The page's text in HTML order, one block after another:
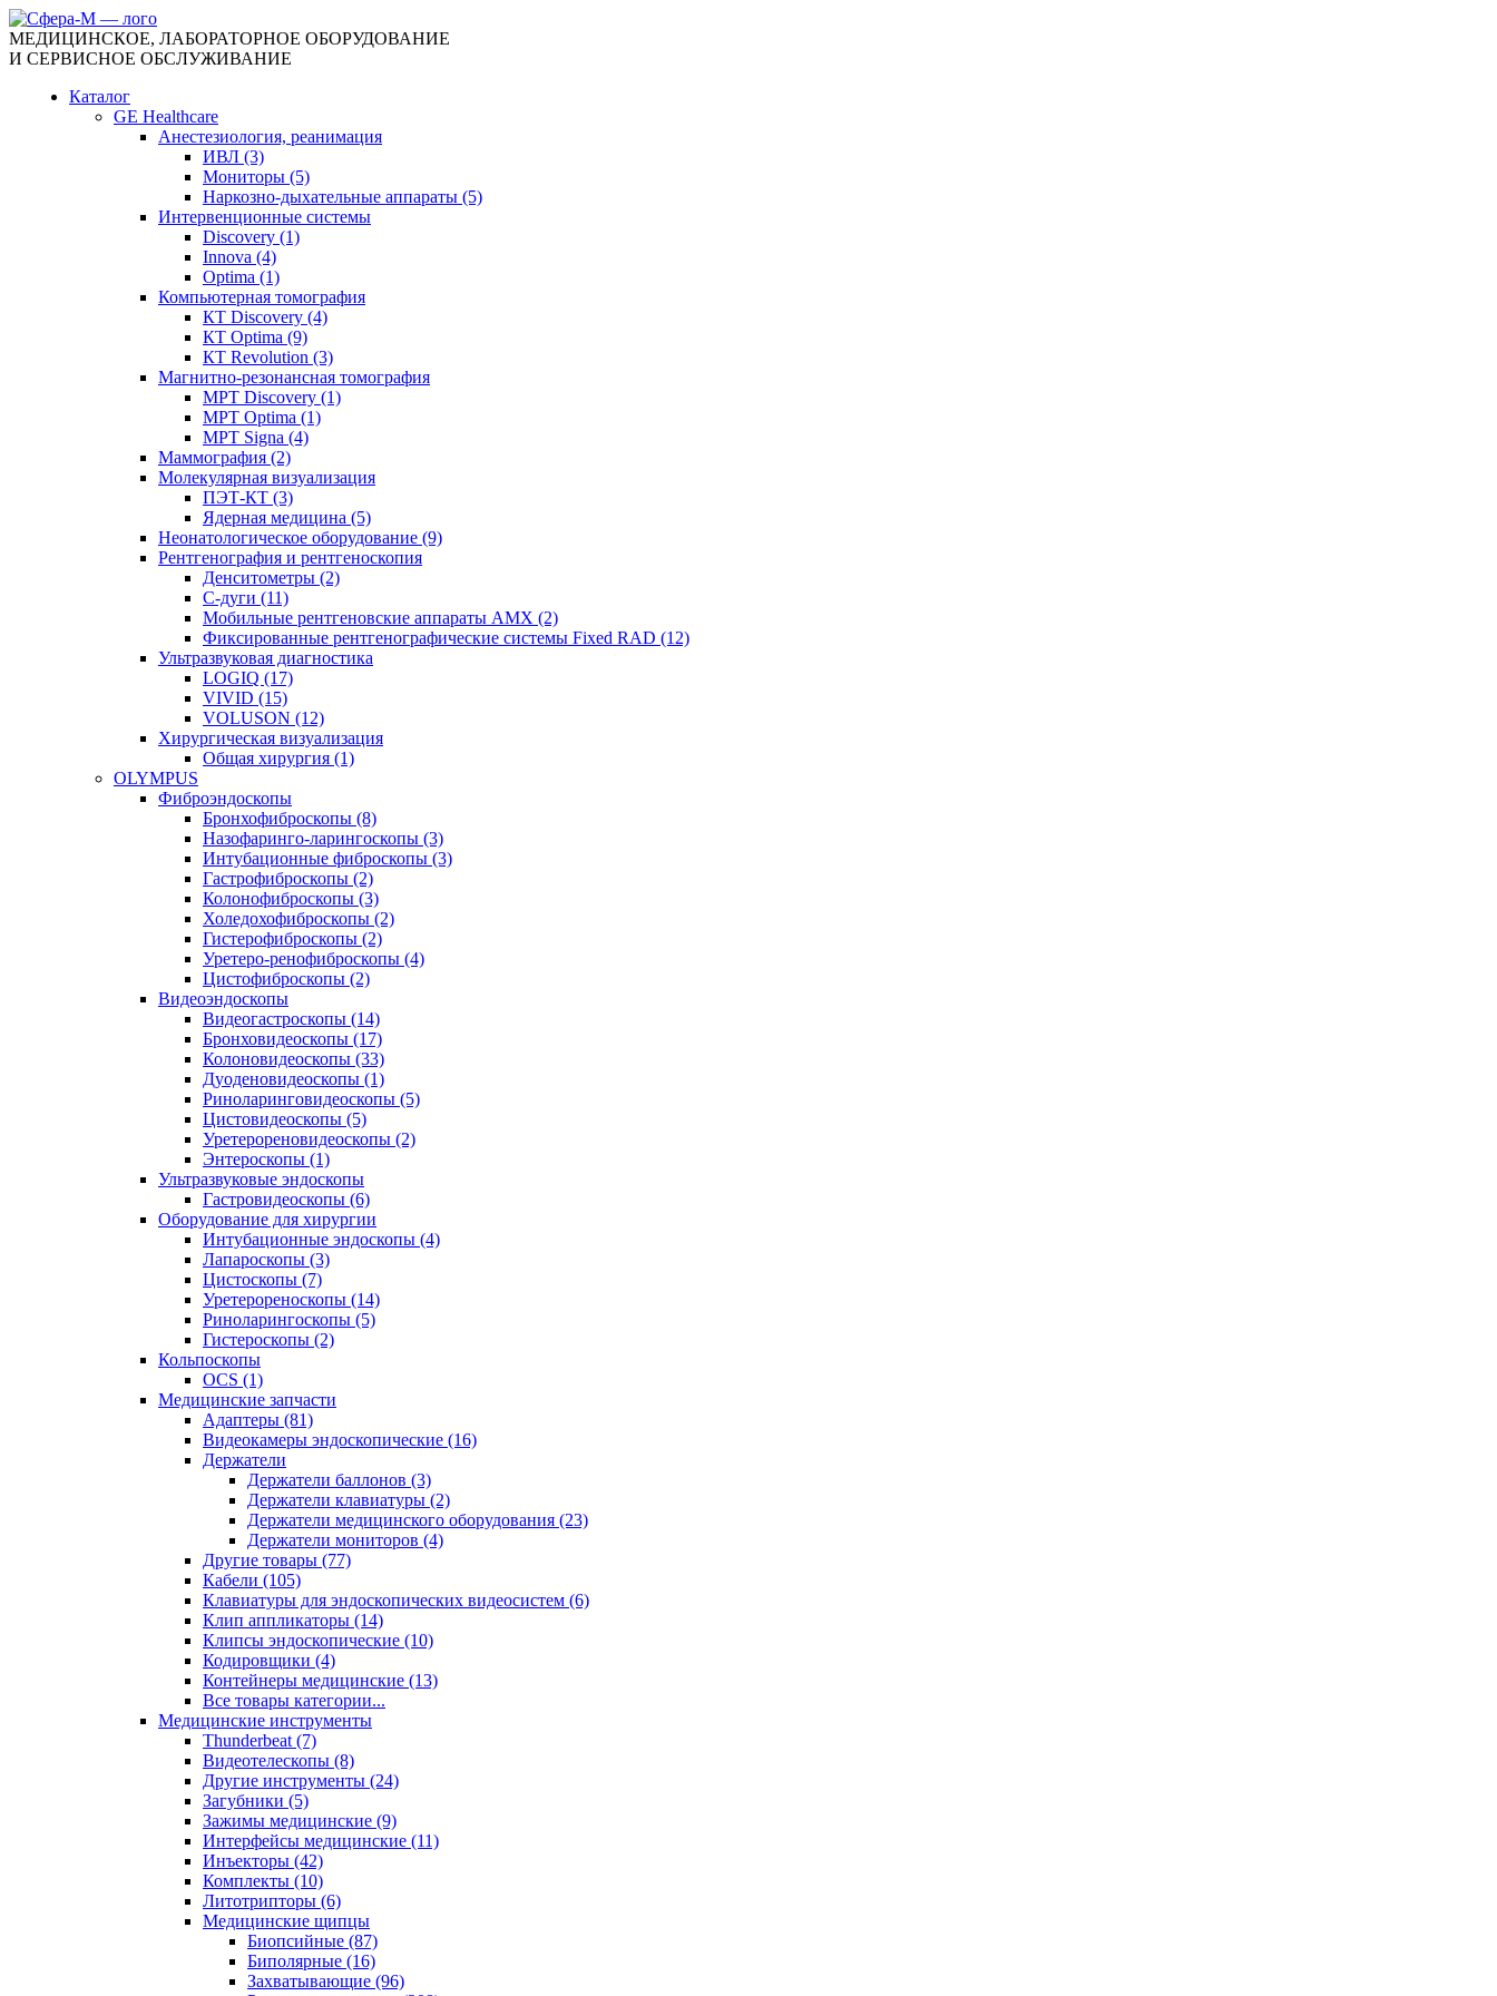
МЕДИЦИНСКОЕ, ЛАБОРАТОРНОЕ ОБОРУДОВАНИЕ
И СЕРВИСНОЕ ОБСЛУЖИВАНИЕ
Каталог
GE Healthcare
Анестезиология, реанимация
ИВЛ (3)
Мониторы (5)
Наркозно-дыхательные аппараты (5)
Интервенционные системы
Discovery (1)
Innova (4)
Optima (1)
Компьютерная томография
КТ Discovery (4)
КТ Optima (9)
КТ Revolution (3)
Магнитно-резонансная томография
МРТ Discovery (1)
МРТ Optima (1)
МРТ Signa (4)
Маммография (2)
Молекулярная визуализация
ПЭТ-КТ (3)
Ядерная медицина (5)
Неонатологическое оборудование (9)
Рентгенография и рентгеноскопия
Денситометры (2)
C-дуги (11)
Мобильные рентгеновские аппараты AMX (2)
Фиксированные рентгенографические системы Fixed RAD (12)
Ультразвуковая диагностика
LOGIQ (17)
VIVID (15)
VOLUSON (12)
Хирургическая визуализация
Общая хирургия (1)
OLYMPUS
Фиброэндоскопы
Бронхофиброскопы (8)
Назофаринго-ларингоскопы (3)
Интубационные фиброскопы (3)
Гастрофиброскопы (2)
Колонофиброскопы (3)
Холедохофиброскопы (2)
Гистерофиброскопы (2)
Уретеро-ренофиброскопы (4)
Цистофиброскопы (2)
Видеоэндоскопы
Видеогастроскопы (14)
Бронховидеоскопы (17)
Колоновидеоскопы (33)
Дуоденовидеоскопы (1)
Риноларинговидеоскопы (5)
Цистовидеоскопы (5)
Уретерореновидеоскопы (2)
Энтероскопы (1)
Ультразвуковые эндоскопы
Гастровидеоскопы (6)
Оборудование для хирургии
Интубационные эндоскопы (4)
Лапароскопы (3)
Цистоскопы (7)
Уретерореноскопы (14)
Риноларингоскопы (5)
Гистероскопы (2)
Кольпоскопы
OCS (1)
Медицинские запчасти
Адаптеры (81)
Видеокамеры эндоскопические (16)
Держатели
Держатели баллонов (3)
Держатели клавиатуры (2)
Держатели медицинского оборудования (23)
Держатели мониторов (4)
Другие товары (77)
Кабели (105)
Клавиатуры для эндоскопических видеосистем (6)
Клип аппликаторы (14)
Клипсы эндоскопические (10)
Кодировщики (4)
Контейнеры медицинские (13)
Все товары категории...
Медицинские инструменты
Thunderbeat (7)
Видеотелескопы (8)
Другие инструменты (24)
Загубники (5)
Зажимы медицинские (9)
Интерфейсы медицинские (11)
Инъекторы (42)
Комплекты (10)
Литотрипторы (6)
Медицинские щипцы
Биопсийные (87)
Биполярные (16)
Захватывающие (96)